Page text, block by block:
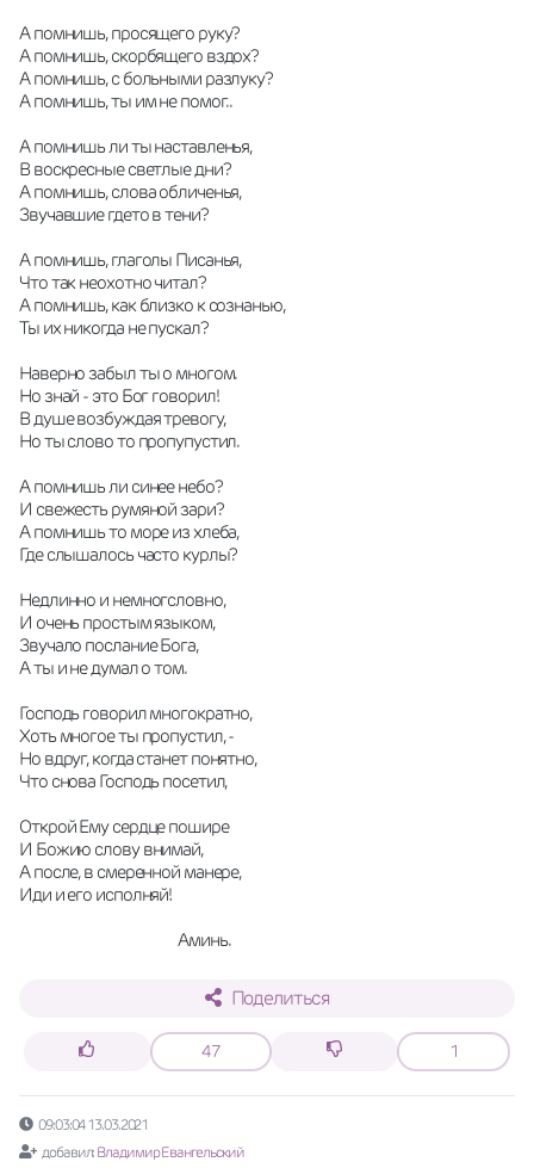
А помнишь, просящего руку?
А помнишь, скорбящего вздох?
А помнишь, с больными разлуку?
А помнишь, ты им не помог..
А помнишь ли ты наставленья,
В воскресные светлые дни?
А помнишь, слова обличенья,
Звучавшие гдето в тени?
А помнишь, глаголы Писанья,
Что так неохотно читал?
А помнишь, как близко к сознанью,
Ты их никогда не пускал?
Наверно забыл ты о многом.
Но знай - это Бог говорил!
В душе возбуждая тревогу,
Но ты слово то пропупустил.
А помнишь ли синее небо?
И свежесть румяной зари?
А помнишь то море из хлеба,
Где слышалось часто курлы?
Недлинно и немногсловно,
И очень простым языком,
Звучало послание Бога,
А ты и не думал о том.
Господь говорил многократно,
Хоть многое ты пропустил, -
Но вдруг, когда станет понятно,
Что снова Господь посетил,
Открой Ему сердце пошире
И Божию слову внимай,
А после, в смеренной манере,
Иди и его исполняй!
                                              Аминь.
Поделиться
47 1
09:03:04 13.03.2021
добавил: Владимир Евангельский